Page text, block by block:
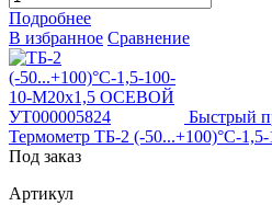
Подробнее
В избранное Сравнение
Быстрый
Термометр ТБ-2 (-50...+100)°С-
Под заказ
Артикул